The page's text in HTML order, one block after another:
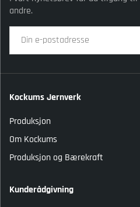
andre.
Kockums Jernverk
Produksjon
Om Kockums
Produksjon og Bærekraft
Kunderådgivning